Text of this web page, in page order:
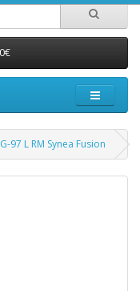
97 L RM Synea Fusion